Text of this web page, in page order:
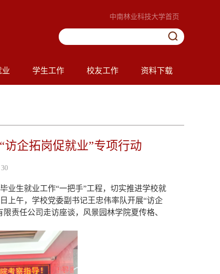
中南林业科技大学首页
业 学生工作 校友工作 资料下载
企拓岗促就业”专项行动
30
业生就业工作“一把手”工程，切实推进学校就
日上午，学校党委副书记王忠伟率队开展“访企
责任公司走访座谈，风景园林学院夏传格、